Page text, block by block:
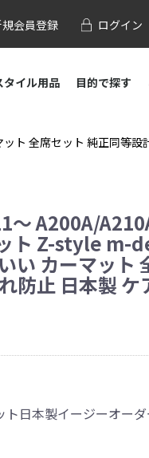
会員登録 ログイン
タイル用品 目的で探す
ト 全席セット 純正同等設
～ A200A/
ト Z-style m-
い カーマット
防止 日本製 ケ
日本製イージーオー